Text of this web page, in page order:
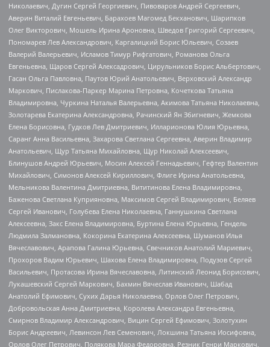
Николаевич, Дугин Сергей Георгиевич, Пивоваров Андрей Сергеевич,
Аверин Виталий Евгеньевич, Барахоев Магомед Бекханович, Шарипков
Олег Викторович, Мошель Ирина Ароновна, Шведов Григорий Сергеевич,
Пономарев Лев Александрович, Каргалицкий Борис Юльевич, Созаев
Валерий Валерьевич, Исламов Тимур Рифгатович, Романова Ольга
Евгеньевна, Щаров Сергей Алексадрович, Цирульников Борис Альбертович,
Гасан Ольга Павловна, Паутов Юрий Анатольевич, Верховский Александр
Маркович, Пислакова-Паркер Марина Петровна, Кочеткова Татьяна
Владимировна, Чуркина Наталья Валерьевна, Акимова Татьяна Николаевна,
Золотарева Екатерина Александровна, Рачинский Ян Збигневич, Жемкова
Елена Борисовна, Гудков Лев Дмитриевич, Илларионова Юлия Юрьевна,
Саранг Анна Васильевна, Захарова Светлана Сергеевна, Аверин Владимир
Анатольевич, Щур Татьяна Михайловна, Щур Николай Алексеевич,
Блинушов Андрей Юрьевич, Мосин Алексей Геннадьевич, Гефтер Валентин
Михайлович, Симонов Алексей Кириллович, Флиге Ирина Анатольевна,
Мельникова Валентина Дмитриевна, Вититинова Елена Владимировна,
Баженова Светлана Куприяновна, Максимов Сергей Владимирович, Беляев
Сергей Иванович, Голубева Елена Николаевна, Ганнушкина Светлана
Алексеевна, Закс Елена Владимировна, Буртина Елена Юрьевна, Гендель
Людмила Залмановна, Кокорина Екатерина Алексеевна, Шуманов Илья
Вячеславович, Арапова Галина Юрьевна, Свечников Анатолий Мариевич,
Прохоров Вадим Юрьевич, Шахова Елена Владимировна, Подузов Сергей
Васильевич, Протасова Ирина Вячеславовна, Литинский Леонид Борисович,
Лукашевский Сергей Маркович, Бахмин Вячеслав Иванович, Шабад
Анатолий Ефимович, Сухих Дарья Николаевна, Орлов Олег Петрович,
Добровольская Анна Дмитриевна, Королева Александра Евгеньевна,
Смирнов Владимир Александрович, Вицин Сергей Ефимович, Золотухин
Борис Андреевич, Левинсон Лев Семенович, Локшина Татьяна Иосифовна,
Орлов Олег Петрович, Полякова Мара Федоровна, Резник Генри Маркович,